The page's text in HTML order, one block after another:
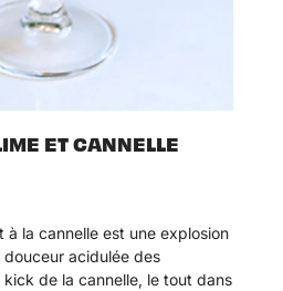
ET CANNELLE
à la cannelle est une explosion
acidulée des
de la cannelle, le tout dans